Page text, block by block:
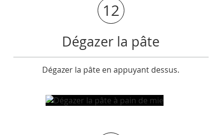
12
Dégazer la pâte
Dégazer la pâte en appuyant dessus.